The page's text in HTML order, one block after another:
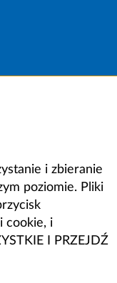
i zbieranie
poziomie. Pliki
cookie, i
I PRZEJDŹ